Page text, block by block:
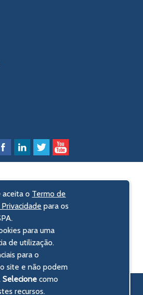
de Ciências da Saúde de Porto Alegre
Histórico
aceita o Termo de
para os
para uma
de utilização.
para o
site e não podem
Selecionecomo
recursos.